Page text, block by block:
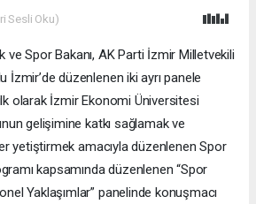
Sesli Oku)
ve Spor Bakanı, AK Parti İzmir Milletvekili
İzmir’de düzenlenen iki ayrı panele
ilk olarak İzmir Ekonomi Üniversitesi
gelişimine katkı sağlamak ve
yetiştirmek amacıyla düzenlenen Spor
kapsamında düzenlenen “Spor
Yaklaşımlar” panelinde konuşmacı